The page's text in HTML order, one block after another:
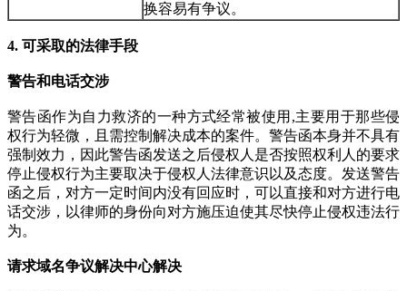
换容易有争议。
4. 可采取的法律手段
警告和电话交涉
警告函作为自力救济的一种方式经常被使用,主要用于那些侵
权行为轻微，且需控制解决成本的案件。警告函本身并不具有
强制效力，因此警告函发送之后侵权人是否按照权利人的要求
停止侵权行为主要取决于侵权人法律意识以及态度。发送警告
函之后，对方一定时间内没有回应时，可以直接和对方进行电
话交涉，以律师的身份向对方施压迫使其尽快停止侵权违法行
为。
请求域名争议解决中心解决